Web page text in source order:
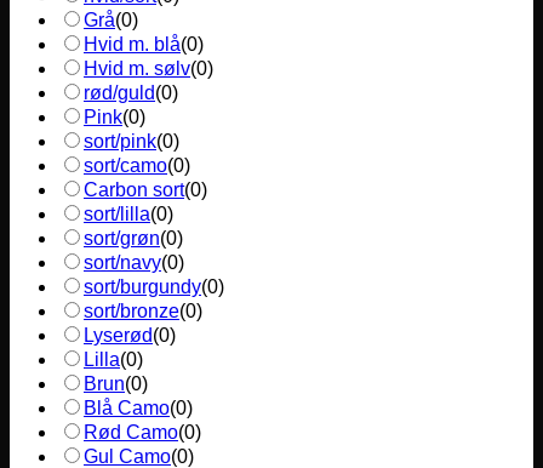
Grå(0)
Hvid m. blå(0)
Hvid m. sølv(0)
rød/guld(0)
Pink(0)
sort/pink(0)
sort/camo(0)
Carbon sort(0)
sort/lilla(0)
sort/grøn(0)
sort/navy(0)
sort/burgundy(0)
sort/bronze(0)
Lyserød(0)
Lilla(0)
Brun(0)
Blå Camo(0)
Rød Camo(0)
Gul Camo(0)